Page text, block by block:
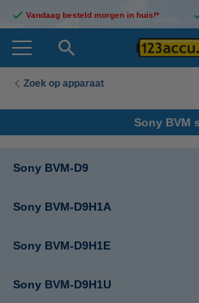
Vandaag besteld morgen in huis!*
Zoek op apparaat
Sony BVM
Sony BVM-D9
Sony BVM-D9H1A
Sony BVM-D9H1E
Sony BVM-D9H1U